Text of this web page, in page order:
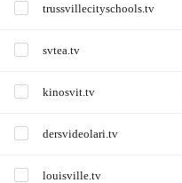
trussvillecityschools.tv
svtea.tv
kinosvit.tv
dersvideolari.tv
louisville.tv